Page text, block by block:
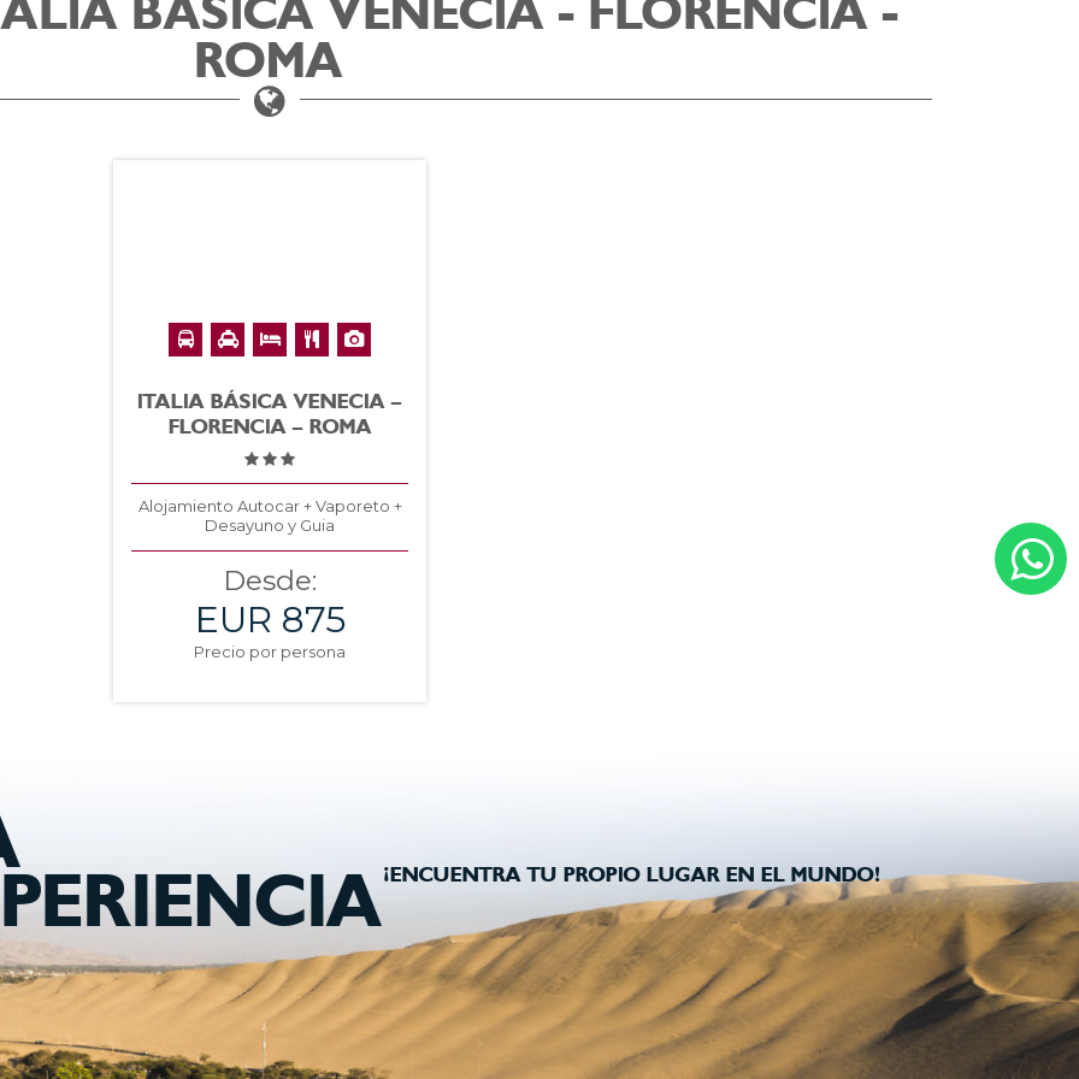
BASICA VENECIA - FLORENCIA -
ROMA
ITALIA BÁSICA VENECIA –
FLORENCIA – ROMA
Alojamiento Autocar + Vaporeto +
Desayuno y Guia
Desde:
EUR 875
Precio por persona
¡ENCUENTRA TU PROPIO LUGAR EN EL MUNDO!